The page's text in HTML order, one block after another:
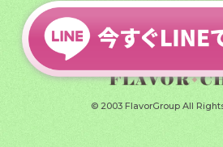
会社概要
全国通勤チャットレデ
© 2003 FlavorGroup All